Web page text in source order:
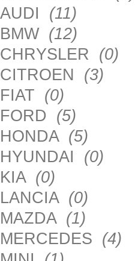
AUDI (11)
BMW (12)
CHRYSLER (0)
CITROEN (3)
FIAT (0)
FORD (5)
HONDA (5)
HYUNDAI (0)
KIA (0)
LANCIA (0)
MAZDA (1)
MERCEDES (4)